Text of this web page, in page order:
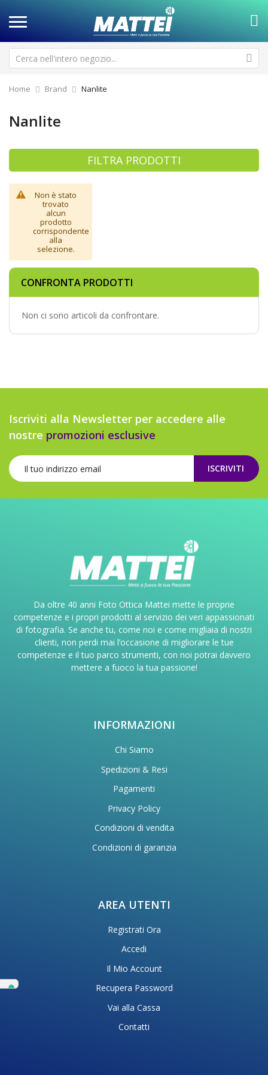
Home Brand Nanlite
Nanlite
FILTRA PRODOTTI
Non è stato
trovato
alcun
prodotto
corrispondente
alla
selezione.
CONFRONTA PRODOTTI
Non ci sono articoli da confrontare.
Iscriviti alla Newsletter per accedere alle
nostre promozioni esclusive
ISCRIVITI
Da oltre 40 anni Foto Ottica Mattei mette le proprie
competenze e i propri prodotti al servizio dei veri appassionati
di fotografia. Se anche tu, come noi e come migliaia di nostri
clienti, non perdi mai l’occasione di migliorare le tue
competenze e il tuo parco strumenti, con noi potrai davvero
mettere a fuoco la tua passione!
INFORMAZIONI
Chi Siamo
Spedizioni & Resi
Pagamenti
Privacy Policy
Condizioni di vendita
Condizioni di garanzia
AREA UTENTI
Registrati Ora
Accedi
Il Mio Account
Recupera Password
Vai alla Cassa
Contatti